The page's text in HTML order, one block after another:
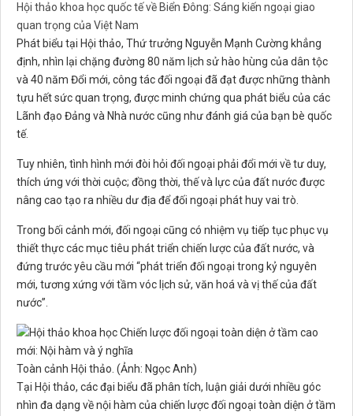
Hội thảo khoa học quốc tế về Biển Đông: Sáng kiến ngoại giao
quan trọng của Việt Nam
Phát biểu tại Hội thảo, Thứ trưởng Nguyễn Mạnh Cường khẳng
định, nhìn lại chặng đường 80 năm lịch sử hào hùng của dân tộc
và 40 năm Đổi mới, công tác đối ngoại đã đạt được những thành
tựu hết sức quan trọng, được minh chứng qua phát biểu của các
Lãnh đạo Đảng và Nhà nước cũng như đánh giá của bạn bè quốc
tế.
Tuy nhiên, tình hình mới đòi hỏi đối ngoại phải đổi mới về tư duy,
thích ứng với thời cuộc; đồng thời, thế và lực của đất nước được
nâng cao tạo ra nhiều dư địa để đối ngoại phát huy vai trò.
Trong bối cảnh mới, đối ngoại cũng có nhiệm vụ tiếp tục phục vụ
thiết thực các mục tiêu phát triển chiến lược của đất nước, và
đứng trước yêu cầu mới “phát triển đối ngoại trong kỷ nguyên
mới, tương xứng với tầm vóc lịch sử, văn hoá và vị thế của đất
nước”.
Toàn cảnh Hội thảo. (Ảnh: Ngọc Anh)
Tại Hội thảo, các đại biểu đã phân tích, luận giải dưới nhiều góc
nhìn đa dạng về nội hàm của chiến lược đối ngoại toàn diện ở tầm